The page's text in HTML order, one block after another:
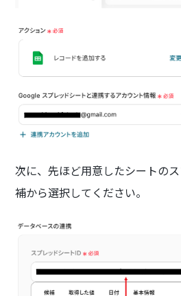
次に、先ほど用意したシートの
補から選択してください。